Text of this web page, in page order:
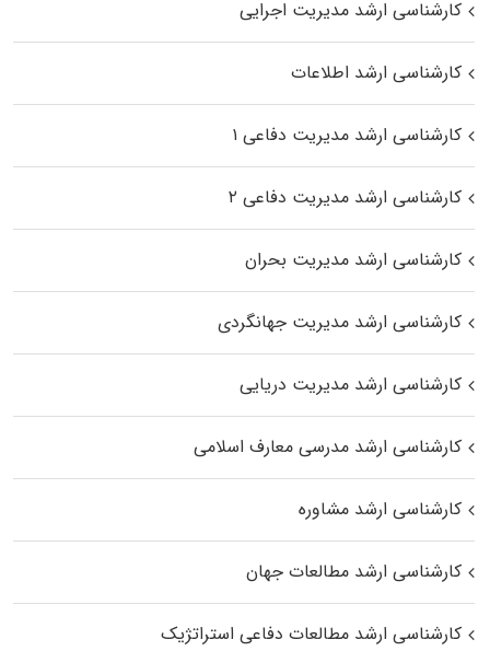
کارشناسی ارشد مدیریت اجرایی
کارشناسی ارشد اطلاعات
کارشناسی ارشد مدیریت دفاعی ۱
کارشناسی ارشد مدیریت دفاعی ۲
کارشناسی ارشد مدیریت بحران
کارشناسی ارشد مدیریت جهانگردی
کارشناسی ارشد مدیریت دریایی
کارشناسی ارشد مدرسی معارف اسلامی
کارشناسی ارشد مشاوره
کارشناسی ارشد مطالعات جهان
کارشناسی ارشد مطالعات دفاعی استراتژیک